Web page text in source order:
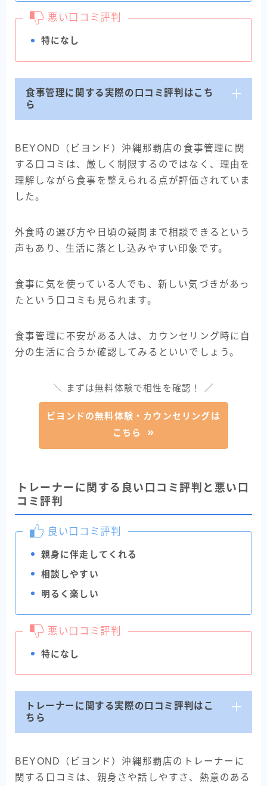
悪い口コミ評判
特になし
食事管理に関する実際の口コミ評判はこち
ら
BEYOND（ビヨンド）沖縄那覇店の食事管理に関
する口コミは、厳しく制限するのではなく、理由を
理解しながら食事を整えられる点が評価されていま
した。
外食時の選び方や日頃の疑問まで相談できるという
声もあり、生活に落とし込みやすい印象です。
食事に気を使っている人でも、新しい気づきがあっ
たという口コミも見られます。
食事管理に不安がある人は、カウンセリング時に自
分の生活に合うか確認してみるといいでしょう。
＼ まずは無料体験で相性を確認！ ／
ビヨンドの無料体験・カウンセリングは
こちら
トレーナーに関する良い口コミ評判と悪い口
コミ評判
良い口コミ評判
親身に伴走してくれる
相談しやすい
明るく楽しい
悪い口コミ評判
特になし
トレーナーに関する実際の口コミ評判はこ
ちら
BEYOND（ビヨンド）沖縄那覇店のトレーナーに
関する口コミは、親身さや話しやすさ、熱意のある